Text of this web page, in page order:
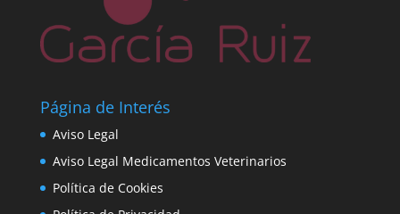
Página de Interés
Aviso Legal
Aviso Legal Medicamentos Veterinarios
Política de Cookies